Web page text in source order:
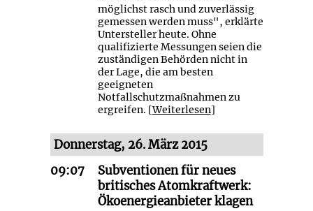
möglichst rasch und zuverlässig
gemessen werden muss", erklärte
Untersteller heute. Ohne
qualifizierte Messungen seien die
zuständigen Behörden nicht in
der Lage, die am besten
geeigneten
Notfallschutzmaßnahmen zu
ergreifen. [Weiterlesen]
Donnerstag, 26. März 2015
09:07
Subventionen für neues
britisches Atomkraftwerk:
Ökoenergieanbieter klagen